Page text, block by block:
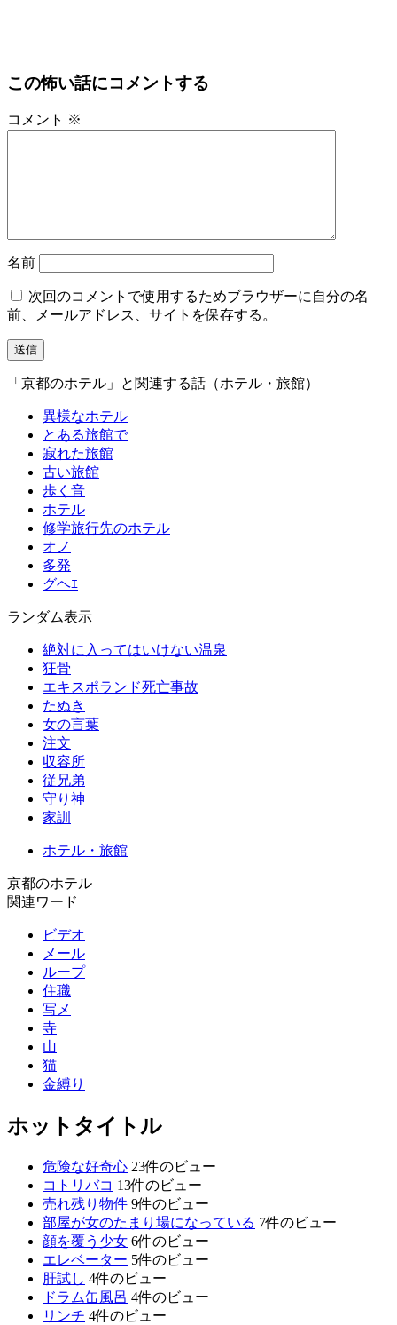
この怖い話にコメントする
コメント ※
名前
次回のコメントで使用するためブラウザーに自分の名
前、メールアドレス、サイトを保存する。
「京都のホテル」と関連する話（ホテル・旅館）
異様なホテル
とある旅館で
寂れた旅館
古い旅館
歩く音
ホテル
修学旅行先のホテル
オノ
多発
グヘｴ
ランダム表示
絶対に入ってはいけない温泉
狂骨
エキスポランド死亡事故
たぬき
女の言葉
注文
収容所
従兄弟
守り神
家訓
ホテル・旅館
京都のホテル
関連ワード
ビデオ
メール
ループ
住職
写メ
寺
山
猫
金縛り
ホットタイトル
危険な好奇心 23件のビュー
コトリバコ 13件のビュー
売れ残り物件 9件のビュー
部屋が女のたまり場になっている 7件のビュー
顔を覆う少女 6件のビュー
エレベーター 5件のビュー
肝試し 4件のビュー
ドラム缶風呂 4件のビュー
リンチ 4件のビュー